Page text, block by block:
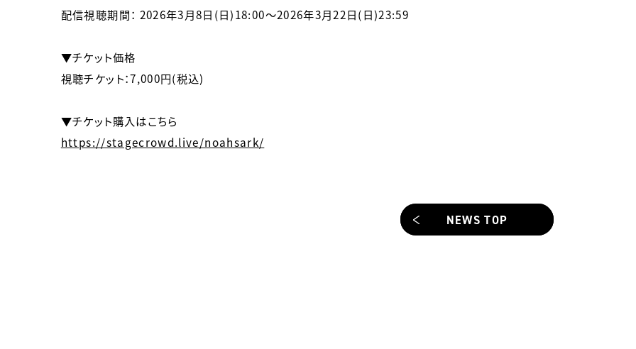
配信視聴期間： 2026年3月8日(日)18:00～2026年3月22日(日)23:59
▼チケット価格
視聴チケット：7,000円(税込)
▼チケット購入はこちら
https://stagecrowd.live/noahsark/
NEWS TOP